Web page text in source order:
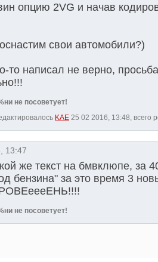
опцию 2VG и начав
свои автомобили?)
то написал не верно,
не посоветует!
KAE 25 02 2016, 13:48, всего
13:47
же текст на бмвклюпе, за
бензина" за это время 3
не посоветует!